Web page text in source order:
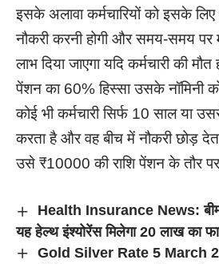
इसके अलावा कर्मचारियों को इसके
नौकरी करनी होगी और समय-समय पर
लाभ दिया जाएगा यदि कर्मचारी की
पेंशन का 60% हिस्सा उसके नॉमिनी
कोई भी कर्मचारी सिर्फ 10 साल या
करता है और वह बीच में नौकरी छोड़
उसे ₹10000 की राशि पेंशन के तौर पर
Health Insurance News:
यह हेल्थ इंश्योरेंस मिलेगा 20 लाख का
Gold Silver Rate 5 March